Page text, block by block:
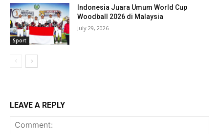
Sport
Indonesia Juara Umum World Cup
Woodball 2026 di Malaysia
July 29, 2026
LEAVE A REPLY